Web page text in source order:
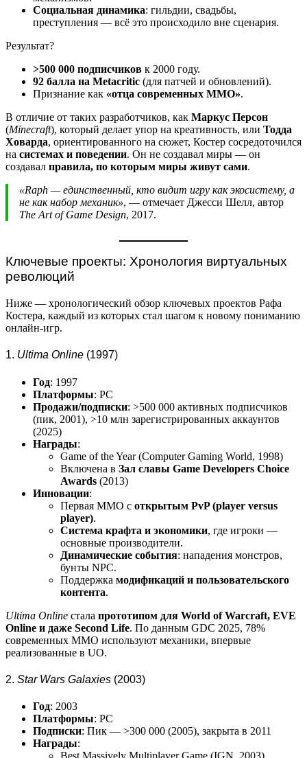
Социальная динамика: гильдии, свадьбы,
преступления — всё это происходило вне сценария.
Результат?
>500 000 подписчиков к 2000 году.
92 балла на Metacritic (для патчей и обновлений).
Признание как «отца современных MMO».
В отличие от таких разработчиков, как Маркус Персон
(Minecraft), который делает упор на креативность, или Тодда
Ховарда, ориентированного на сюжет, Костер сосредоточился
на системах и поведении. Он не создавал миры — он
создавал правила, по которым миры живут сами.
«Raph — единственный, кто видит игру как экосистему, а
не как набор механик», — отмечает Джесси Шелл, автор
The Art of Game Design, 2017.
Ключевые проекты: Хронология виртуальных
революций
Ниже — хронологический обзор ключевых проектов Рафа
Костера, каждый из которых стал шагом к новому пониманию
онлайн-игр.
1. Ultima Online (1997)
Год: 1997
Платформы: PC
Продажи/подписки: >500 000 активных подписчиков
(пик, 2001), >10 млн зарегистрированных аккаунтов
(2025)
Награды:
Game of the Year (Computer Gaming World, 1998)
Включена в Зал славы Game Developers Choice
Awards (2013)
Инновации:
Первая MMO с открытым PvP (player versus
player).
Система крафта и экономики, где игроки —
основные производители.
Динамические события: нападения монстров,
бунты NPC.
Поддержка модификаций и пользовательского
контента.
Ultima Online стала прототипом для World of Warcraft, EVE
Online и даже Second Life. По данным GDC 2025, 78%
современных MMO используют механики, впервые
реализованные в UO.
2. Star Wars Galaxies (2003)
Год: 2003
Платформы: PC
Подписки: Пик — >300 000 (2005), закрыта в 2011
Награды: